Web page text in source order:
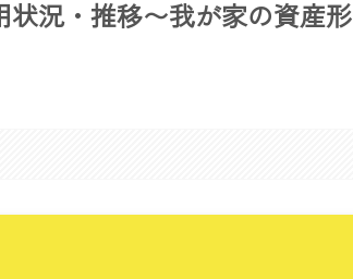
状況・推移〜我が家の資産形